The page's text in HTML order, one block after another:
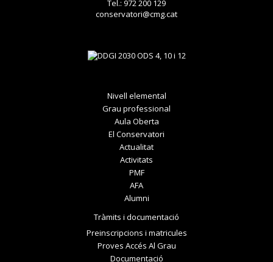
Tel.: 972 200 129
conservatori@cmg.cat
Nivell elemental
Grau professional
Aula Oberta
El Conservatori
Actualitat
Activitats
PMF
AFA
Alumni
Tràmits i documentació
Preinscripcions i matricules
Proves Accés Al Grau
Documentació